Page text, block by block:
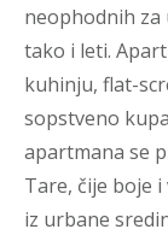
neophodnih za
tako i leti.
kuhinju, flat-
sopstveno
apartmana se
Tare, čije boje
iz urbane